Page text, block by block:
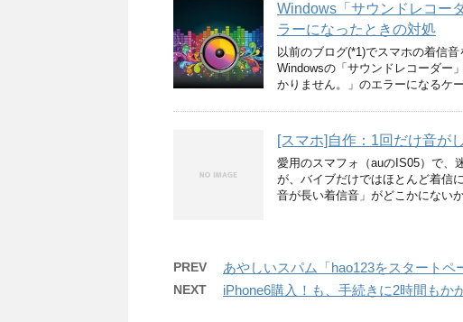
Windows「サウンドレコー
ラーになったときの対処
以前のブログ(*1)でスマホの着信
Windowsの「サウンドレコーダー
かりません。」のエラーになるケ
[スマホ]自作：1回だけ音が
愛用のスマフォ（auのIS05）で、
が、バイブだけではほとんど着信
音が長い着信音」がどこかにない
PREV あやしいスパム「hao123をスタートペ
NEXT iPhone6購入！も、手続きに2時間もか